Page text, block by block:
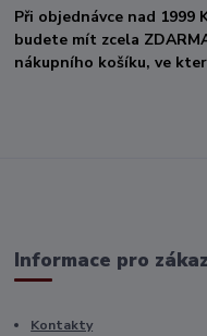
Při objednávce nad 1999
budete mít zcela
nákupního košíku, ve
Informace pro
Kontakty